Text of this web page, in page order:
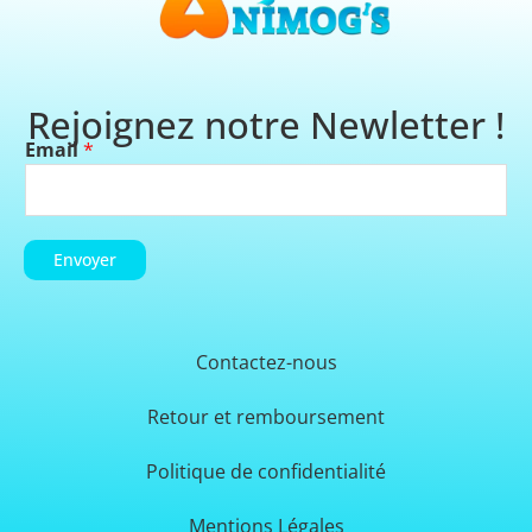
Rejoignez notre Newletter !
Email*
Envoyer
Contactez-nous
Retour et remboursement
Politique de confidentialité
Mentions Légales